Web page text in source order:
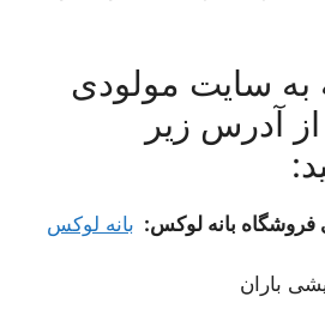
به سایت مولودی
از آدرس زیر
بانه لوکس: بانه لوکس